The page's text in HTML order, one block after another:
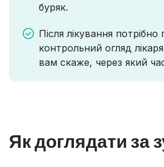
буряк.
Після лікування
контрольний огляд
вам скаже, через який
Як доглядати за